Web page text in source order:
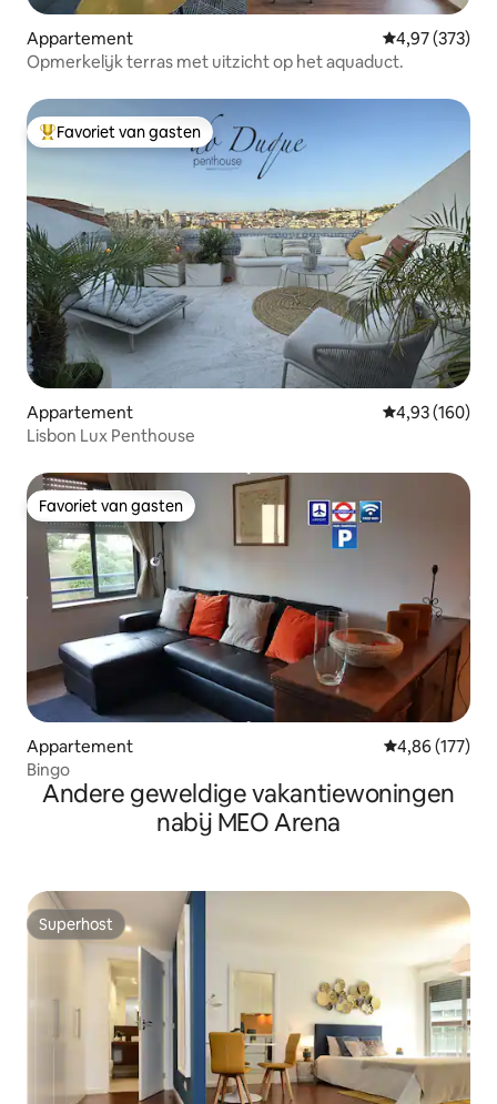
Appartement Gemiddelde
4,97 (373)
Opmerkelijk terras met uitzicht op het aquaduct.
Topfavoriet van gasten
Favoriet van gasten
Appartement Gemiddelde
4,93 (160)
Lisbon Lux Penthouse
Favoriet van gasten
Favoriet van gasten
Appartement Gemiddelde
4,86 (177)
Bingo
Andere geweldige vakantiewoningen
nabij MEO Arena
Superhost
Superhost